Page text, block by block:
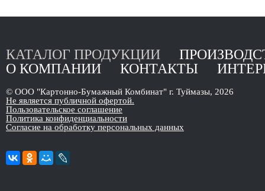
ул. Фабричная, д.1
ул. 2 А, пом. 11 Н
КАТАЛОГ ПРОДУКЦИИ
О КОМПАНИИ
КОНТАКТЫ
© ООО "Картонно-Бумажный Комбинат" г. Туймазы, 2026
Не является публичной офертой.
Пользовательское соглашение
Политика конфиденциальности
Согласие на обработку персональных данных